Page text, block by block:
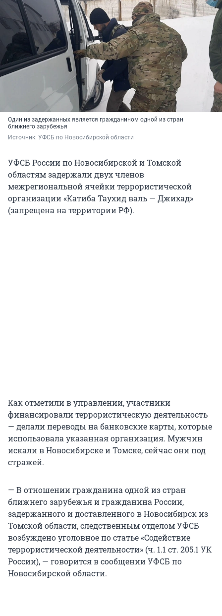
Один из задержанных является гражданином одной из стран
ближнего зарубежья
Источник: УФСБ по Новосибирской области
УФСБ России по Новосибирской и Томской
областям задержали двух членов
межрегиональной ячейки террористической
организации «Катиба Таухид валь — Джихад»
(запрещена на территории РФ).
Как отметили в управлении, участники
финансировали террористическую деятельность
— делали переводы на банковские карты, которые
использовала указанная организация. Мужчин
искали в Новосибирске и Томске, сейчас они под
стражей.
— В отношении гражданина одной из стран
ближнего зарубежья и гражданина России,
задержанного и доставленного в Новосибирск из
Томской области, следственным отделом УФСБ
возбуждено уголовное по статье «Содействие
террористической деятельности» (ч. 1.1 ст. 205.1 УК
России), — говорится в сообщении УФСБ по
Новосибирской области.